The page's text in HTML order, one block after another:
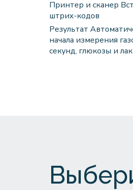
Принтер и сканер
штрих-кодов
Результат
начала измерения
секунд, глюкозы и